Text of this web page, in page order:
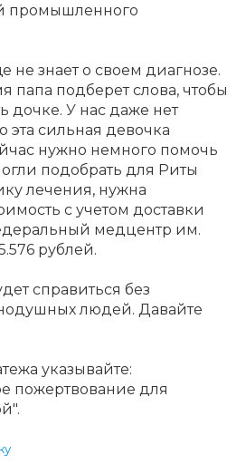
промышленного
не знает о своем диагнозе.
папа подберет слова, чтобы
дочке. У нас даже нет
эта сильная девочка
нужно немного помочь
подобрать для Риты
лечения, нужна
с учетом доставки
медцентр им.
рублей.
справиться без
людей. Давайте
указывайте:
пожертвование для